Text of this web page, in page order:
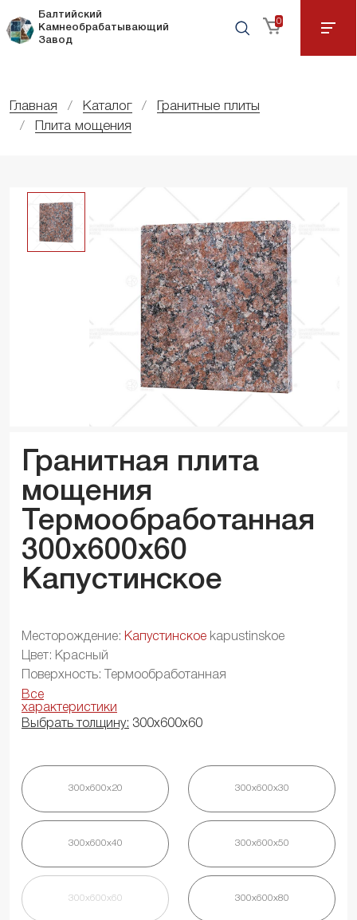
Балтийский
Камнеобрабатывающий
Завод
0
Главная Каталог
Гранитные плиты
Плита мощения
Гранитная плита
мощения
Термообработанная
300x600x60
Капустинское
Месторождение: Капустинское kapustinskoe
Цвет: Красный
Поверхность: Термообработанная
Все
характеристики
Выбрать толщину: 300х600х60
300х600х20 300х600х30
300х600х40 300х600х50
300х600х60 300х600х80